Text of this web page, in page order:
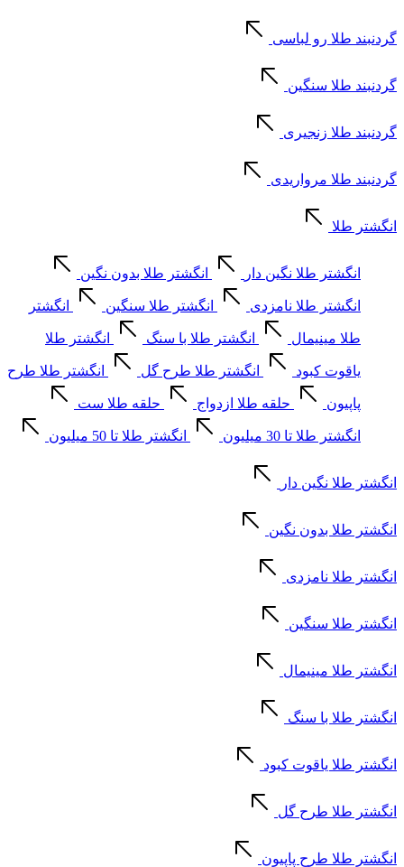
گردنبند طلا رو لباسی
گردنبند طلا سنگین
گردنبند طلا زنجیری
گردنبند طلا مرواریدی
انگشتر طلا
انگشتر طلا نگین دار انگشتر طلا بدون نگین
انگشتر طلا نامزدی انگشتر طلا سنگین انگشتر
طلا مینیمال انگشتر طلا با سنگ انگشتر طلا
یاقوت کبود انگشتر طلا طرح گل انگشتر طلا طرح
پاپیون حلقه طلا ازدواج حلقه طلا ست
انگشتر طلا تا 30 میلیون انگشتر طلا تا 50 میلیون
انگشتر طلا نگین دار
انگشتر طلا بدون نگین
انگشتر طلا نامزدی
انگشتر طلا سنگین
انگشتر طلا مینیمال
انگشتر طلا با سنگ
انگشتر طلا یاقوت کبود
انگشتر طلا طرح گل
انگشتر طلا طرح پاپیون